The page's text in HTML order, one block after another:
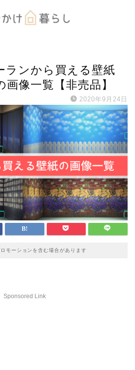
ランから買える壁紙
画像一覧【非売品】
2020年9月24日
モーションを含む場合があります
Sponsored Link